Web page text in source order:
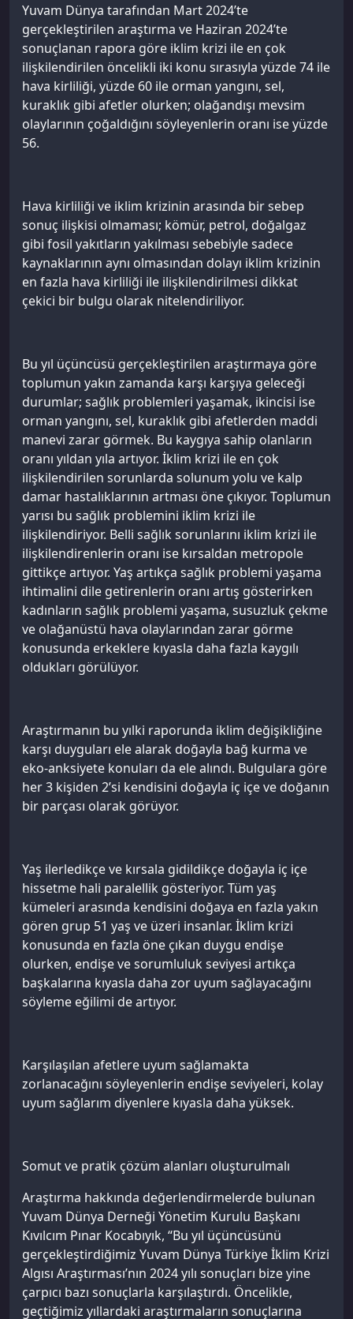
Yuvam Dünya tarafından Mart 2024’te
gerçekleştirilen araştırma ve Haziran 2024’te
sonuçlanan rapora göre iklim krizi ile en çok
ilişkilendirilen öncelikli iki konu sırasıyla yüzde 74 ile
hava kirliliği, yüzde 60 ile orman yangını, sel,
kuraklık gibi afetler olurken; olağandışı mevsim
olaylarının çoğaldığını söyleyenlerin oranı ise yüzde
56.
Hava kirliliği ve iklim krizinin arasında bir sebep
sonuç ilişkisi olmaması; kömür, petrol, doğalgaz
gibi fosil yakıtların yakılması sebebiyle sadece
kaynaklarının aynı olmasından dolayı iklim krizinin
en fazla hava kirliliği ile ilişkilendirilmesi dikkat
çekici bir bulgu olarak nitelendiriliyor.
Bu yıl üçüncüsü gerçekleştirilen araştırmaya göre
toplumun yakın zamanda karşı karşıya geleceği
durumlar; sağlık problemleri yaşamak, ikincisi ise
orman yangını, sel, kuraklık gibi afetlerden maddi
manevi zarar görmek. Bu kaygıya sahip olanların
oranı yıldan yıla artıyor. İklim krizi ile en çok
ilişkilendirilen sorunlarda solunum yolu ve kalp
damar hastalıklarının artması öne çıkıyor. Toplumun
yarısı bu sağlık problemini iklim krizi ile
ilişkilendiriyor. Belli sağlık sorunlarını iklim krizi ile
ilişkilendirenlerin oranı ise kırsaldan metropole
gittikçe artıyor. Yaş artıkça sağlık problemi yaşama
ihtimalini dile getirenlerin oranı artış gösterirken
kadınların sağlık problemi yaşama, susuzluk çekme
ve olağanüstü hava olaylarından zarar görme
konusunda erkeklere kıyasla daha fazla kaygılı
oldukları görülüyor.
Araştırmanın bu yılki raporunda iklim değişikliğine
karşı duyguları ele alarak doğayla bağ kurma ve
eko-anksiyete konuları da ele alındı. Bulgulara göre
her 3 kişiden 2’si kendisini doğayla iç içe ve doğanın
bir parçası olarak görüyor.
Yaş ilerledikçe ve kırsala gidildikçe doğayla iç içe
hissetme hali paralellik gösteriyor. Tüm yaş
kümeleri arasında kendisini doğaya en fazla yakın
gören grup 51 yaş ve üzeri insanlar. İklim krizi
konusunda en fazla öne çıkan duygu endişe
olurken, endişe ve sorumluluk seviyesi artıkça
başkalarına kıyasla daha zor uyum sağlayacağını
söyleme eğilimi de artıyor.
Karşılaşılan afetlere uyum sağlamakta
zorlanacağını söyleyenlerin endişe seviyeleri, kolay
uyum sağlarım diyenlere kıyasla daha yüksek.
Somut ve pratik çözüm alanları oluşturulmalı
Araştırma hakkında değerlendirmelerde bulunan
Yuvam Dünya Derneği Yönetim Kurulu Başkanı
Kıvılcım Pınar Kocabıyık, “Bu yıl üçüncüsünü
gerçekleştirdiğimiz Yuvam Dünya Türkiye İklim Krizi
Algısı Araştırması’nın 2024 yılı sonuçları bize yine
çarpıcı bazı sonuçlarla karşılaştırdı. Öncelikle,
geçtiğimiz yıllardaki araştırmaların sonuçlarına